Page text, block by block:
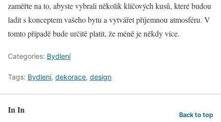
zaměřte na to, abyste vybrali několik klíčových kusů, které budou
ladit s konceptem vašeho bytu a vytvářet příjemnou atmosféru. V
tomto případě bude určitě platit, že méně je někdy více.
Categories: Bydlení
Tags: Bydlení, dekorace, design
In In Back to top